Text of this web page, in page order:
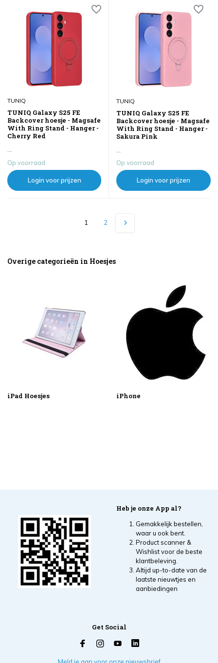
TUNIQ
TUNIQ Galaxy S25 FE
Backcover hoesje - Magsafe
With Ring Stand - Hanger -
Cherry Red
...
Op voorraad
Login voor prijzen
TUNIQ
TUNIQ Galaxy S25 FE
Backcover hoesje - Magsafe
With Ring Stand - Hanger -
Sakura Pink
Op voorraad
Login voor prijzen
1 2
Overige categorieën in Hoesjes
iPad Hoesjes iPhone
Heb je onze App al?
Gemakkelijk bestellen,
waar u ook bent.
Product scanner &
Wishlist voor de beste
klantbeleving.
Altijd up-to-date van de
laatste nieuwtjes en
aanbiedingen
Get Social